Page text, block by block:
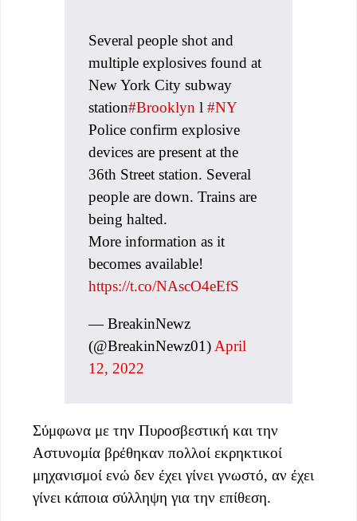
Several people shot and
multiple explosives found at
New York City subway
station#Brooklyn l #NY
Police confirm explosive
devices are present at the
36th Street station. Several
people are down. Trains are
being halted.
More information as it
becomes available!
https://t.co/NAscO4eEfS
— BreakinNewz
(@BreakinNewz01)April
12, 2022
Σύμφωνα με την Πυροσβεστική και την
Αστυνομία βρέθηκαν πολλοί εκρηκτικοί
μηχανισμοί ενώ δεν έχει γίνει γνωστό, αν έχει
γίνει κάποια σύλληψη για την επίθεση.